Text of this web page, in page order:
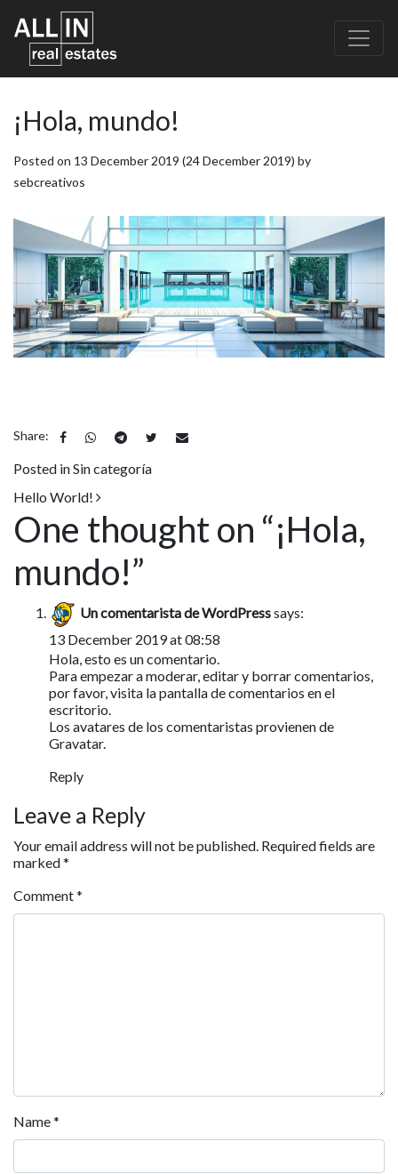
¡Hola, mundo!
Posted on 13 December 2019 (24 December 2019) by
sebcreativos
Share:
Posted inSin categoría
Post navigation
Hello World!
One thought on “¡Hola,
mundo!”
Un comentarista de WordPresssays:
13 December 2019 at 08:58
Hola, esto es un comentario.
Para empezar a moderar, editar y borrar comentarios,
por favor, visita la pantalla de comentarios en el
escritorio.
Los avatares de los comentaristas provienen de
Gravatar.
Reply
Leave a Reply
Your email address will not be published. Required fields are
marked*
Comment*
Name*